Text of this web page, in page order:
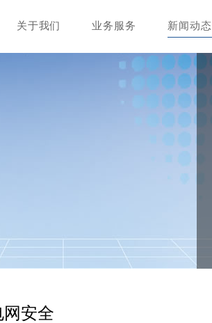
关于我们 业务服务 新闻动态
安全